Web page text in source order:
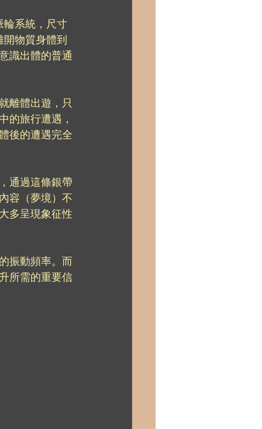
輪系統，尺寸
開物質身體到
識出體的普通
離體出遊，只
的旅行遭遇，
後的遭遇完全
通過這條銀帶
容（夢境）不
多呈現象征性
振動頻率。而
所需的重要信